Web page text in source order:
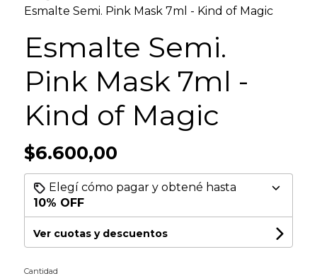
Esmalte Semi. Pink Mask 7ml - Kind of Magic
Esmalte Semi.
Pink Mask 7ml -
Kind of Magic
$6.600,00
Elegí cómo pagar y obtené hasta
10% OFF
Ver cuotas y descuentos
Cantidad